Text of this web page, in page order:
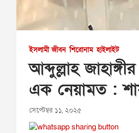
ইসলামী জীবন শিরোনাম হাইলাইট
আব্দুল্লাহ
এক নেয়ামত :
সেপ্টেম্বর ১১, ২০২৫